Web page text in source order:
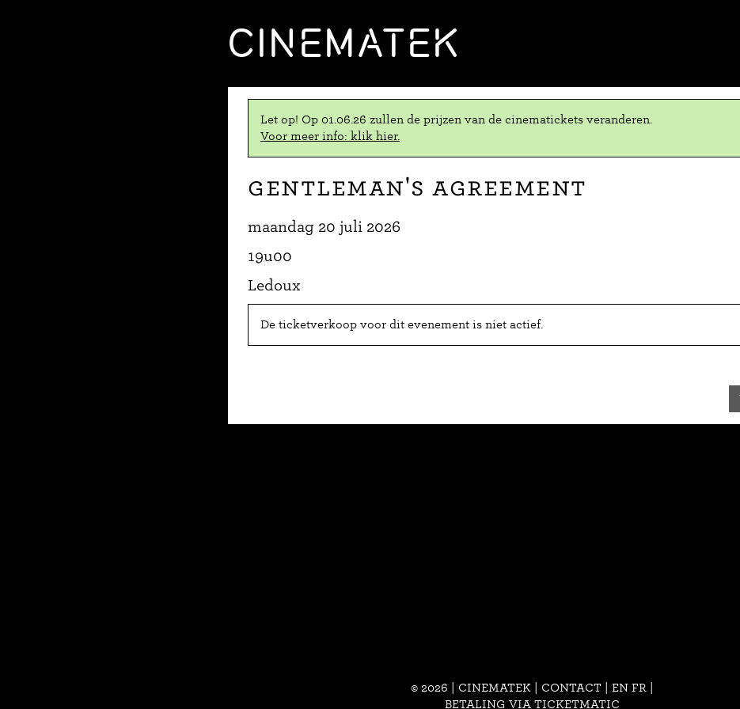
CINEMATEK
Let op! Op 01.06.26 zullen de prijzen van de cinematickets veranderen.
Voor meer info: klik hier.
Gentleman's Agreement
maandag 20 juli 2026
19u00
Ledoux
De ticketverkoop voor dit evenement is niet actief.
© 2026 | CINEMATEK | CONTACT| EN FR
BETALING VIA TICKETMATIC